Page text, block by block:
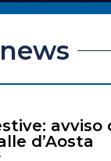
d’Aosta